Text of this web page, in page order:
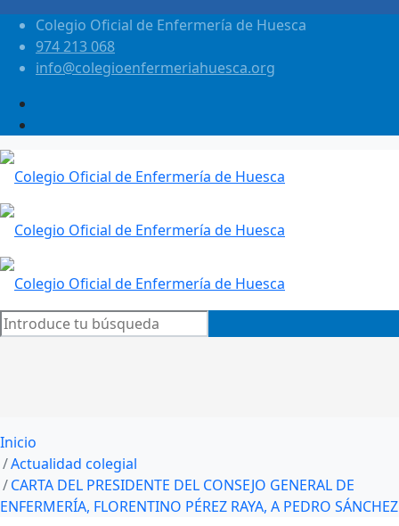
Colegio Oficial de Enfermería de Huesca
974 213 068
info@colegioenfermeriahuesca.org
Inicio
Actualidad colegial
CARTA DEL PRESIDENTE DEL CONSEJO GENERAL DE
ENFERMERÍA, FLORENTINO PÉREZ RAYA, A PEDRO SÁNCHEZ